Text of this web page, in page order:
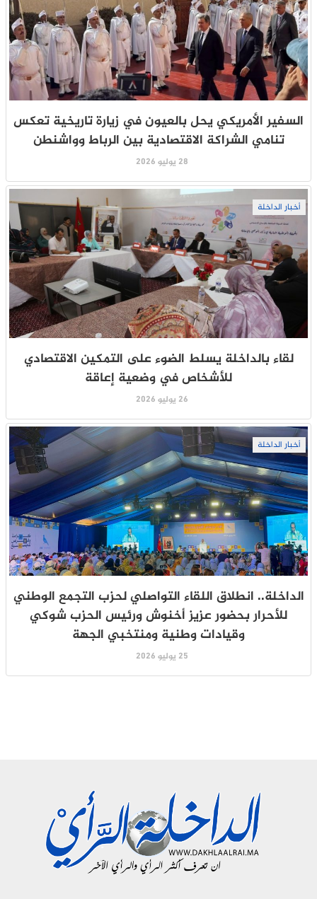
السفير الأمريكي يحل بالعيون في زيارة تاريخية تعكس
تنامي الشراكة الاقتصادية بين الرباط وواشنطن
28 يوليو 2026
أخبار الداخلة
لقاء بالداخلة يسلط الضوء على التمكين الاقتصادي
للأشخاص في وضعية إعاقة
26 يوليو 2026
أخبار الداخلة
الداخلة.. انطلاق اللقاء التواصلي لحزب التجمع الوطني
للأحرار بحضور عزيز أخنوش ورئيس الحزب شوكي
وقيادات وطنية ومنتخبي الجهة
25 يوليو 2026